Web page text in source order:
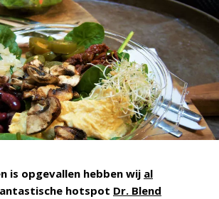
is opgevallen hebben wij al
hotspot Dr. Blend